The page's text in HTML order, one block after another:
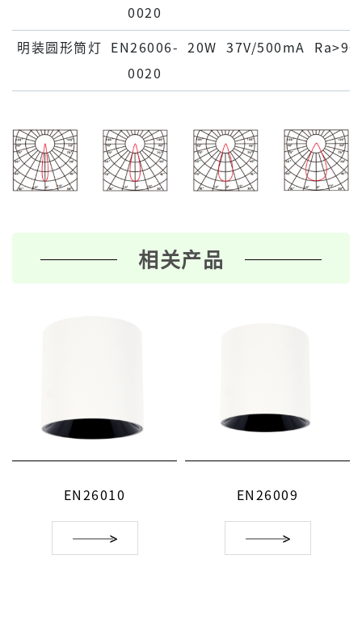
0020
明装圆形筒灯
EN26006-
0020
20W 37V/500mA Ra>90
相关产品
EN26010 EN26009